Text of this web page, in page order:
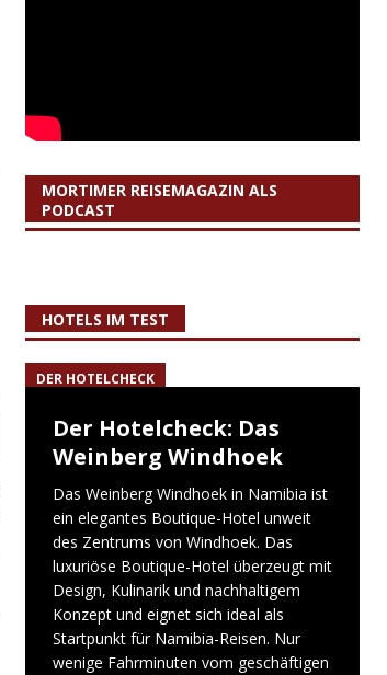
MORTIMER REISEMAGAZIN ALS
PODCAST
HOTELS IM TEST
DER HOTELCHECK
Der Hotelcheck: Das
Weinberg Windhoek
Das Weinberg Windhoek in Namibia ist
ein elegantes Boutique-Hotel unweit
des Zentrums von Windhoek. Das
luxuriöse Boutique-Hotel überzeugt mit
Design, Kulinarik und nachhaltigem
Konzept und eignet sich ideal als
Startpunkt für Namibia-Reisen. Nur
wenige Fahrminuten vom geschäftigen